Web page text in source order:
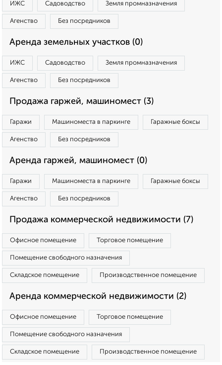
ИЖС Садоводство Земля промназначения
Агенство Без посредников
Аренда земельных участков (0)
ИЖС Садоводство Земля промназначения
Агенство Без посредников
Продажа гаржей, машиномест (3)
Гаражи Машиноместа в паркинге Гаражные боксы
Агенство Без посредников
Аренда гаржей, машиномест (0)
Гаражи Машиноместа в паркинге Гаражные боксы
Агенство Без посредников
Продажа коммерческой недвижимости (7)
Офисное помещение Торговое помещение
Помещение свободного назначения
Складское помещение Производственное помещение
Аренда коммерческой недвижимости (2)
Офисное помещение Торговое помещение
Помещение свободного назначения
Складское помещение Производственное помещение